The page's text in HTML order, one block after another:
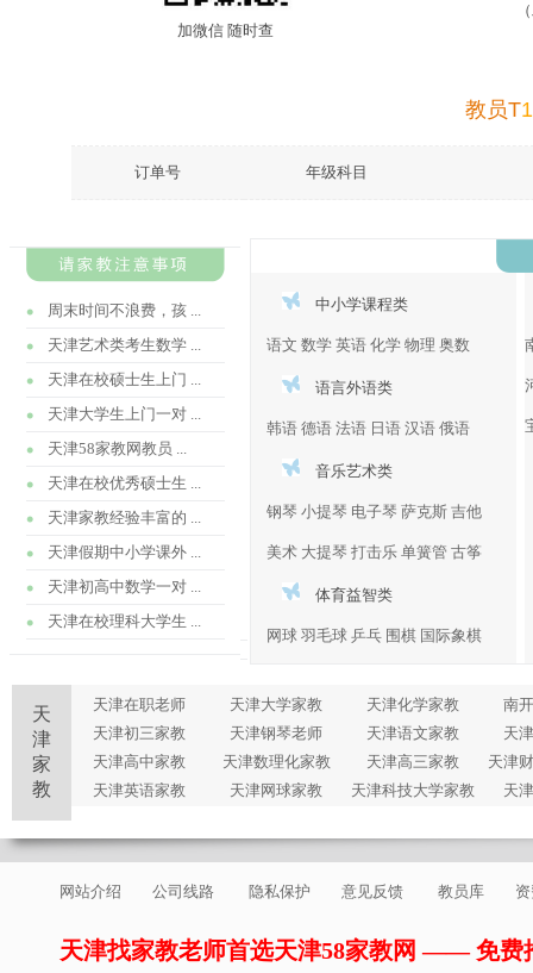
加微信 随时查
教员T
订单号 年级科目
周末时间不浪费，孩 ...
天津艺术类考生数学 ...
天津在校硕士生上门 ...
天津大学生上门一对 ...
天津58家教网教员 ...
天津在校优秀硕士生 ...
天津家教经验丰富的 ...
天津假期中小学课外 ...
天津初高中数学一对 ...
天津在校理科大学生 ...
中小学课程类
语文 数学 英语 化学 物理 奥数
语言外语类
韩语 德语 法语 日语 汉语 俄语
音乐艺术类
钢琴 小提琴 电子琴 萨克斯 吉他
美术 大提琴 打击乐 单簧管 古筝
体育益智类
网球 羽毛球 乒乓 围棋 国际象棋
天
津
家
教
天津在职老师 天津大学家教 天津化学家教
南
天津初三家教
天津钢琴老师 天津语文家教
天
天津高中家教
天津数理化家教 天津高三家教
天津
天津英语家教
天津网球家教 天津科技大学家教 天
网站介绍 公司线路 隐私保护 意见反馈 教员库
天津找家教老师首选天津58家教网 —— 免费